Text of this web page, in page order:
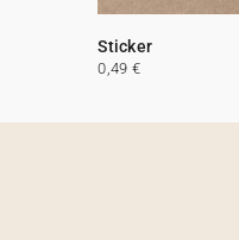
Sticker
0,49 €